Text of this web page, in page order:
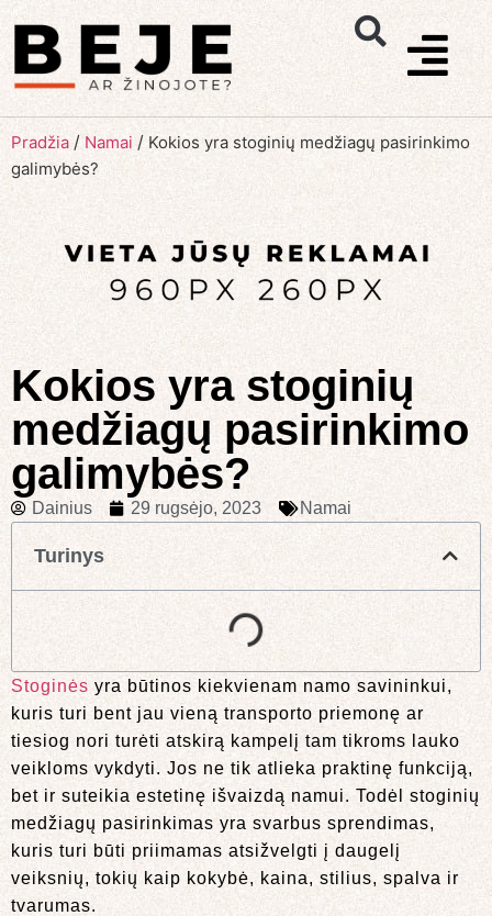
Pradžia / Namai / Kokios yra stoginių medžiagų pasirinkimo
galimybės?
Kokios yra stoginių
medžiagų pasirinkimo
galimybės?
Dainius 29 rugsėjo, 2023 Namai
Turinys
Stoginės yra būtinos kiekvienam namo savininkui,
kuris turi bent jau vieną transporto priemonę ar
tiesiog nori turėti atskirą kampelį tam tikroms lauko
veikloms vykdyti. Jos ne tik atlieka praktinę funkciją,
bet ir suteikia estetinę išvaizdą namui. Todėl stoginių
medžiagų pasirinkimas yra svarbus sprendimas,
kuris turi būti priimamas atsižvelgti į daugelį
veiksnių, tokių kaip kokybė, kaina, stilius, spalva ir
tvarumas.